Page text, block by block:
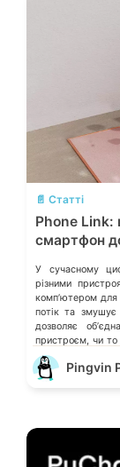
📄 Статті
Phone Link:
смартфон
У сучасному
різними
компʼютером для
потік та змушує
дозволяє
пристроєм, чи то
смартфоном
своєріднийPingvin